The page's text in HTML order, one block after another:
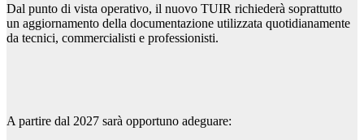
Dal punto di vista operativo, il nuovo TUIR richiederà soprattutto
un aggiornamento della documentazione utilizzata quotidianamente
da tecnici, commercialisti e professionisti.
A partire dal 2027 sarà opportuno adeguare: